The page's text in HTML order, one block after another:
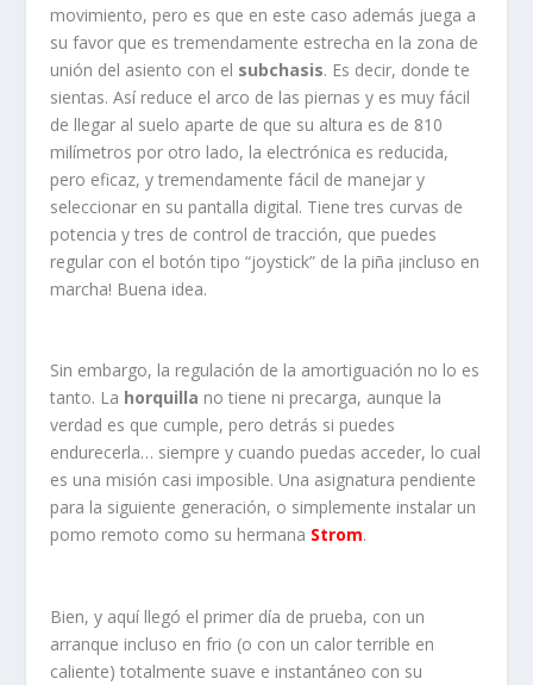
movimiento, pero es que en este caso además juega a
su favor que es tremendamente estrecha en la zona de
unión del asiento con el subchasis. Es decir, donde te
sientas. Así reduce el arco de las piernas y es muy fácil
de llegar al suelo aparte de que su altura es de 810
milímetros por otro lado, la electrónica es reducida,
pero eficaz, y tremendamente fácil de manejar y
seleccionar en su pantalla digital. Tiene tres curvas de
potencia y tres de control de tracción, que puedes
regular con el botón tipo “joystick” de la piña ¡incluso en
marcha! Buena idea.
Sin embargo, la regulación de la amortiguación no lo es
tanto. La horquilla no tiene ni precarga, aunque la
verdad es que cumple, pero detrás si puedes
endurecerla… siempre y cuando puedas acceder, lo cual
es una misión casi imposible. Una asignatura pendiente
para la siguiente generación, o simplemente instalar un
pomo remoto como su hermana Strom.
Bien, y aquí llegó el primer día de prueba, con un
arranque incluso en frio (o con un calor terrible en
caliente) totalmente suave e instantáneo con su